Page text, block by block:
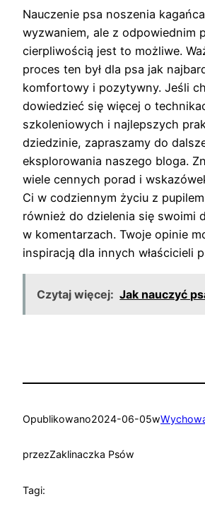
Nauczenie psa noszenia
wyzwaniem, ale z odpowiednim
cierpliwością jest to możliwe.
proces ten był dla psa jak
komfortowy i pozytywny. Jeśli
dowiedzieć się więcej o
szkoleniowych i najlepszych
dziedzinie, zapraszamy do
eksplorowania naszego bloga.
wiele cennych porad i
Ci w codziennym życiu z
również do dzielenia się swoimi
w komentarzach. Twoje opinie
inspiracją dla innych właścicieli
Czytaj więcej: Jak nauczyć
Opublikowano2024-06-05w
przezZaklinaczka Psów
Tagi: